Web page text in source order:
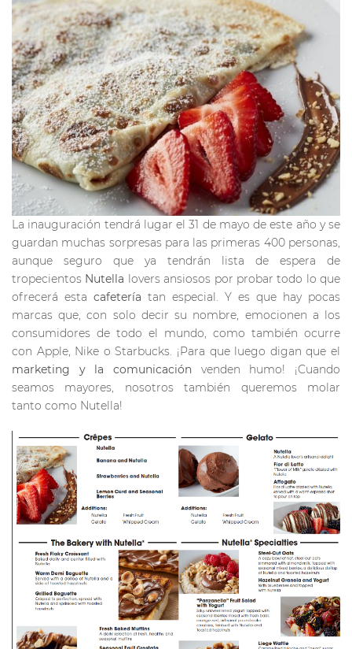
La inauguración tendrá lugar el 31 de mayo de este año y se
guardan muchas sorpresas para las primeras 400 personas,
aunque seguro que ya tendrán lista de espera de
tropecientos Nutella lovers ansiosos por probar todo lo que
ofrecerá esta cafetería tan especial. Y es que hay pocas
marcas que, con solo decir su nombre, emocionen a los
consumidores de todo el mundo, como también ocurre
con Apple, Nike o Starbucks. ¡Para que luego digan que el
marketing y la comunicación venden humo! ¡Cuando
seamos mayores, nosotros también queremos molar
tanto como Nutella!